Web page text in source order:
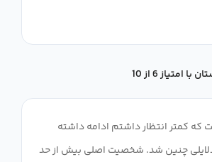
امتیاز 6 از 10
که کمتر انتظار داشتم ادامه داشته
دلایلی چنین شد. شخصیت اصلی بیش از حد